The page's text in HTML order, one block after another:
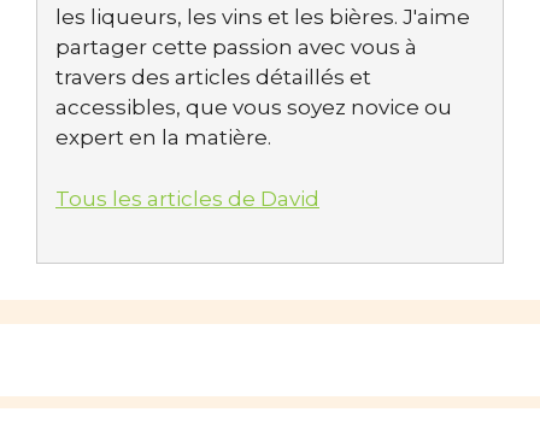
les liqueurs, les vins et les bières. J'aime
partager cette passion avec vous à
travers des articles détaillés et
accessibles, que vous soyez novice ou
expert en la matière.
Tous les articles de David